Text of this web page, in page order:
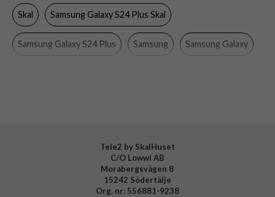
Färg
Silikon
Skal Samsung Galaxy S24 Plus Skal
Samsung Galaxy S24 Plus Samsung Samsung Galaxy
Tele2 by SkalHuset
C/O Lowwi AB
Morabergsvägen 8
15242 Södertälje
Org. nr: 556881-9238